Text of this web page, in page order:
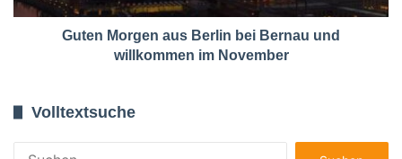
Guten Morgen aus Berlin bei Bernau und
willkommen im November
Volltextsuche